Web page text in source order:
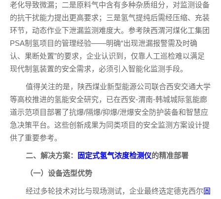
老化导致微漏；二是原料气中含有多种杂质组分，对监测设备
的抗干扰能力提出更高要求；三是氢气提纯后需经压缩、充装
环节，动态作业下泄漏监测难度大。参考陕西渭河煤化工集团
PSA制氢项目的管理经验——明确“出现泄漏报警需及时确
认、果断处置”的要求，企业认识到，仅靠人工巡检难以满足
现代制氢装置的安全需求，必须引入智能化监测手段。
值得关注的是，陕西煤业新型能源公司联合西安交通大学
等高校推进的氢能安全研究，已在西安-渭南-韩城城际氢能廊
道示范项目部署了抗爆/隔爆/抑爆/泄爆安全防护装备和智慧应
急决策平台。这些创新成果为同类项目的安全监测方案设计提
供了重要参考。
二、解决方案： 固定式氢气浓度检测仪的精准部署
（一）设备选型优势
经过多轮技术对比与现场测试，企业最终选定德克西尔固